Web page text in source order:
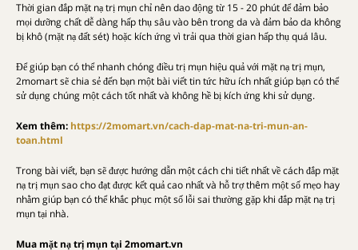
Thời gian đắp mặt nạ trị mụn chỉ nên dao động từ 15 - 20 phút để đảm bảo
mọi dưỡng chất dễ dàng hấp thụ sâu vào bên trong da và đảm bảo da không
bị khô (mặt nạ đất sét) hoặc kích ứng vì trải qua thời gian hấp thụ quá lâu.
Để giúp bạn có thể nhanh chóng điều trị mụn hiệu quả với mặt nạ trị mụn,
2momart sẽ chia sẻ đến bạn một bài viết tin tức hữu ích nhất giúp bạn có thể
sử dụng chúng một cách tốt nhất và không hề bị kích ứng khi sử dụng.
Xem thêm: https://2momart.vn/cach-dap-mat-na-tri-mun-an-
toan.html
Trong bài viết, bạn sẽ được hướng dẫn một cách chi tiết nhất về cách đắp mặt
nạ trị mụn sao cho đạt được kết quả cao nhất và hỗ trợ thêm một số mẹo hay
nhằm giúp bạn có thể khắc phục một số lỗi sai thường gặp khi đắp mặt nạ trị
mụn tại nhà.
Mua mặt nạ trị mụn tại 2momart.vn